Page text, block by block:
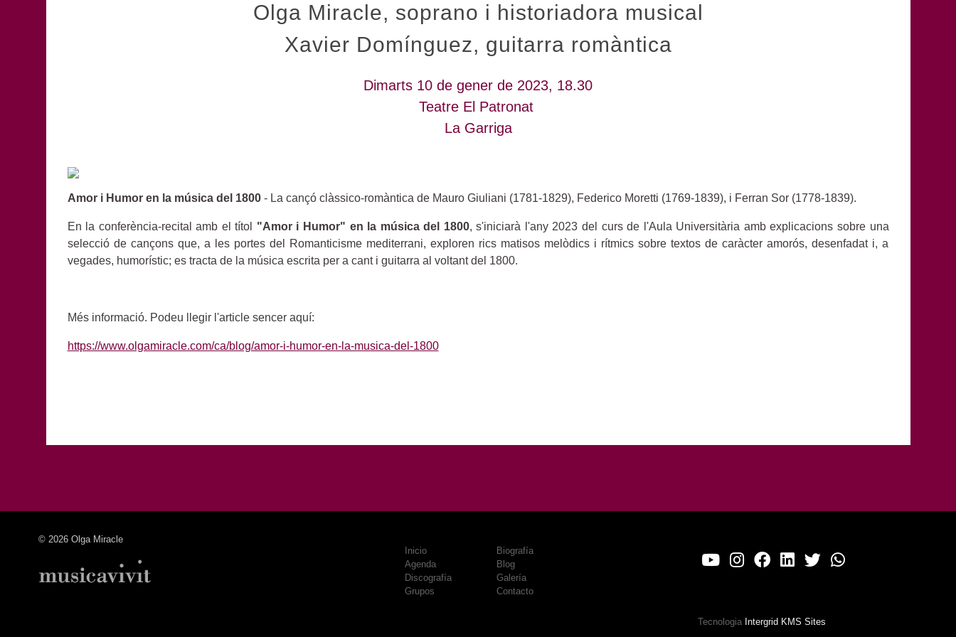
Olga Miracle, soprano i historiadora musical
Xavier Domínguez, guitarra romàntica
Dimarts 10 de gener de 2023, 18.30
Teatre El Patronat
La Garriga
Amor i Humor en la música del 1800- La cançó clàssico-romàntica de Mauro Giuliani (1781-1829), Federico Moretti (1769-1839), i Ferran Sor (1778-1839).
En la conferència-recital amb el títol "Amor i Humor" en la música del 1800, s'iniciarà l'any 2023 del curs de l'Aula Universitària amb explicacions sobre una
selecció de cançons que, a les portes del Romanticisme mediterrani, exploren rics matisos melòdics i rítmics sobre textos de caràcter amorós, desenfadat i, a
vegades, humorístic; es tracta de la música escrita per a cant i guitarra al voltant del 1800.
Més informació. Podeu llegir l'article sencer aquí:
https://www.olgamiracle.com/ca/blog/amor-i-humor-en-la-musica-del-1800
© 2026 Olga Miracle
Inicio
Biografía
Agenda
Blog
Discografía
Galería
Grupos
Contacto
Tecnologia Intergrid KMS Sites